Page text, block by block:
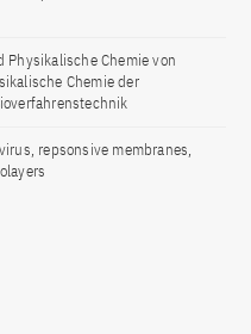
Physikalische Chemie von
Chemie der
repsonsive membranes,